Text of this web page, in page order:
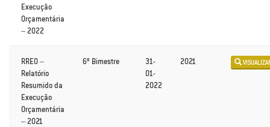
Execução
Orçamentária
– 2022
RREO –
Relatório
Resumido da
Execução
Orçamentária
– 2021
6º Bimestre
31-
01-
2022
2021